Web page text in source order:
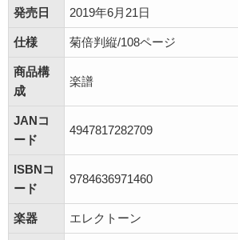
発売日 2019年6月21日
仕様 菊倍判縦/108ページ
商品構
成
楽譜
JANコ
ード
4947817282709
ISBNコ
ード
9784636971460
楽器 エレクトーン